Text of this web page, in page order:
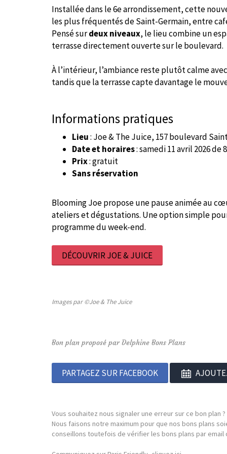
Installée dans le 6e arrondissement, cette
les plus fréquentés de Saint-Germain, entre
Pensé surdeux niveaux, le lieu combine un
terrasse directement ouverte sur le boulevard.
À l’intérieur, l’ambiance reste plutôt calme
tandis que la terrasse capte davantage le
Informations pratiques
Lieu: Joe & The Juice, 157 boulevard
Date et horaires: samedi 11 avril 2026 de
Prix: gratuit
Sans réservation
Blooming Joe propose une pause animée au
ateliers et dégustations. Une option simple
programme du week-end.
DÉCOUVRIR JOE & JUICE
Images par ©Joe & The Juice
Bon plan proposé par Delphine Bons Plans
PARTAGEZ SUR FACEBOOK
Vous souhaitez nous signaler une erreur sur ce bon plan ?
Nous faisons notre maximum pour que nos bons plans
conseillons toutefois de vérifier les bons plans par